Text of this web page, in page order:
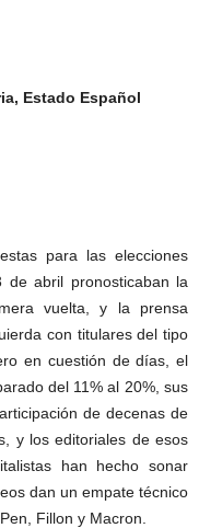
Estado Español
para las elecciones
de abril pronosticaban la
vuelta, y la prensa
con titulares del tipo
en cuestión de días, el
del 11% al 20%, sus
de decenas de
y los editoriales de esos
han hecho sonar
dan un empate técnico
Fillon y Macron.